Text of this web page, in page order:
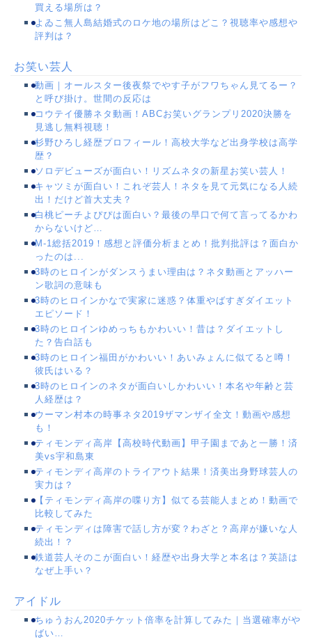
買える場所は？
よゐこ無人島結婚式のロケ地の場所はどこ？視聴率や感想や
評判は？
お笑い芸人
動画｜オールスター後夜祭でやす子がフワちゃん見てるー？
と呼び掛け。世間の反応は
コウテイ優勝ネタ動画！ABCお笑いグランプリ2020決勝を
見逃し無料視聴！
杉野ひろし経歴プロフィール！高校大学など出身学校は高学
歴？
ソロデビューズが面白い！リズムネタの新星お笑い芸人！
キャツミが面白い！これぞ芸人！ネタを見て元気になる人続
出！だけど首大丈夫？
白桃ピーチよぴぴは面白い？最後の早口で何て言ってるかわ
からないけど…
M-1総括2019！感想と評価分析まとめ！批判批評は？面白か
ったのは...
3時のヒロインがダンスうまい理由は？ネタ動画とアッハー
ン歌詞の意味も
3時のヒロインかなで実家に迷惑？体重やばすぎダイエット
エピソード！
3時のヒロインゆめっちもかわいい！昔は？ダイエットし
た？告白話も
3時のヒロイン福田がかわいい！あいみょんに似てると噂！
彼氏はいる？
3時のヒロインのネタが面白いしかわいい！本名や年齢と芸
人経歴は？
ウーマン村本の時事ネタ2019ザマンザイ全文！動画や感想
も！
ティモンディ高岸【高校時代動画】甲子園まであと一勝！済
美vs宇和島東
ティモンディ高岸のトライアウト結果！済美出身野球芸人の
実力は？
【ティモンディ高岸の喋り方】似てる芸能人まとめ！動画で
比較してみた
ティモンディは障害で話し方が変？わざと？高岸が嫌いな人
続出！？
鉄道芸人そのこが面白い！経歴や出身大学と本名は？英語は
なぜ上手い？
アイドル
ちゅうおん2020チケット倍率を計算してみた｜当選確率がや
ばい…